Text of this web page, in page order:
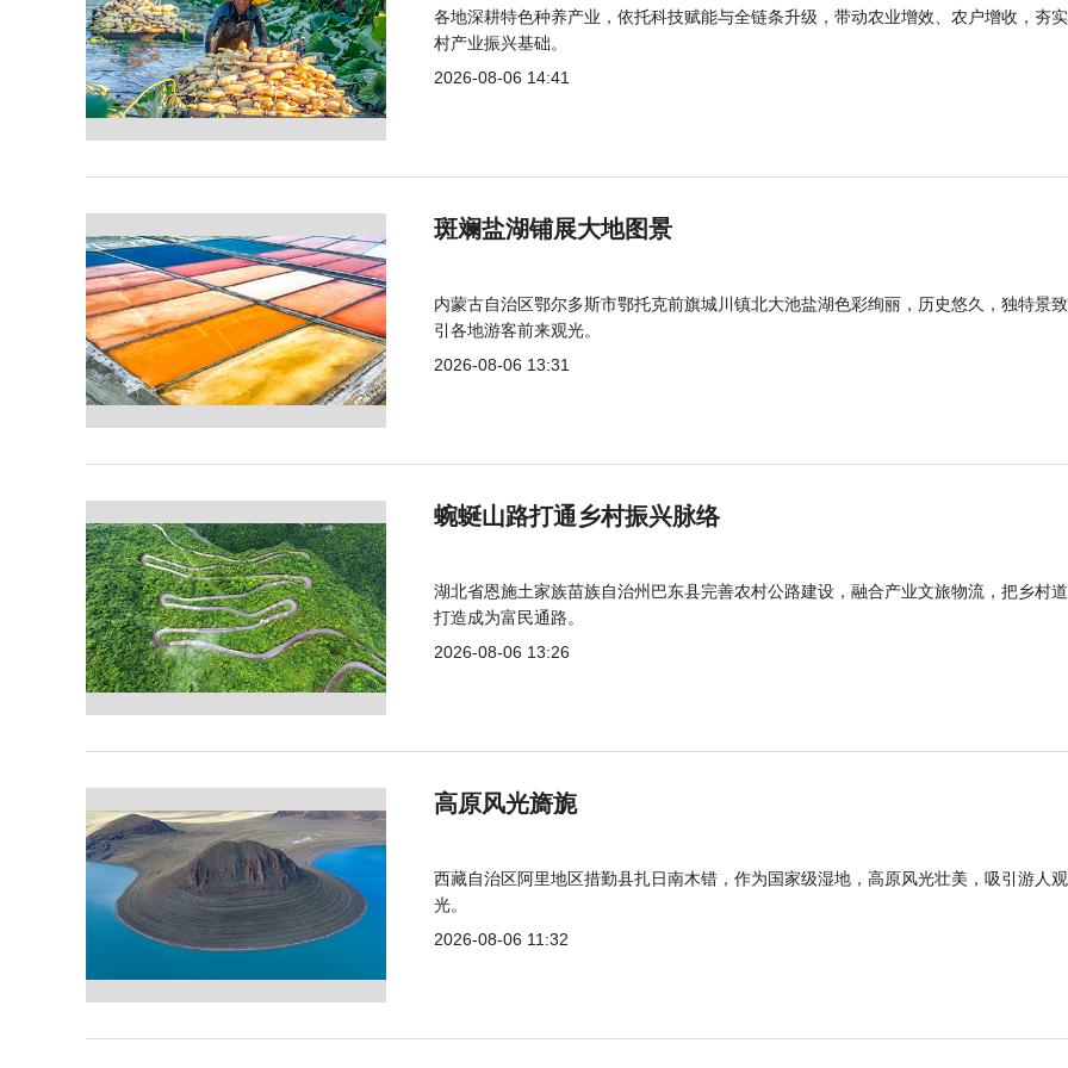
各地深耕特色种养产业，依托科技赋能与全链条升级，带动农业增效、农户增收，夯
村产业振兴基础。
2026-08-06 14:41
斑斓盐湖铺展大地图景
内蒙古自治区鄂尔多斯市鄂托克前旗城川镇北大池盐湖色彩绚丽，历史悠久，独特景
引各地游客前来观光。
2026-08-06 13:31
蜿蜒山路打通乡村振兴脉络
湖北省恩施土家族苗族自治州巴东县完善农村公路建设，融合产业文旅物流，把乡村
打造成为富民通路。
2026-08-06 13:26
高原风光旖旎
西藏自治区阿里地区措勤县扎日南木错，作为国家级湿地，高原风光壮美，吸引游人观
光。
2026-08-06 11:32